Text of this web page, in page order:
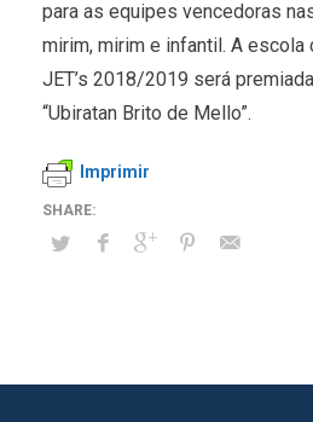
para as equipes vencedoras
mirim, mirim e infantil. A escola
JET’s 2018/2019 será
“Ubiratan Brito de Mello”.
Imprimir